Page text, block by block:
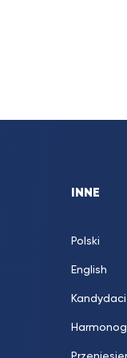
INNE
Polski
English
Kandydaci